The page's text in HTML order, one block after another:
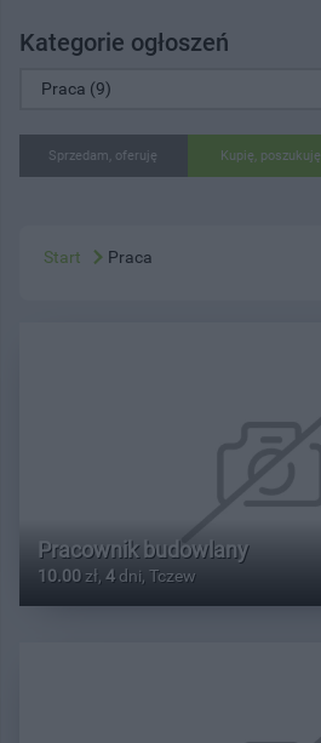
Kategorie ogłoszeń
Sprzedam, oferuję Kupię, poszukuję
Start Praca
Pracownik budowlany
10.00 zł, 4dni, Tczew